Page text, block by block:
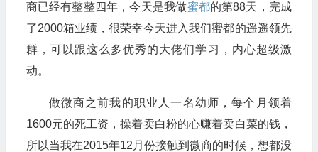
商已经有整整四年，今天是我做蜜都的第88天，完成
了2000箱业绩，很荣幸今天进入我们蜜都的遥遥领先
群，可以跟这么多优秀的大佬们学习，内心超级激
动。
做微商之前我的职业人一名幼师，每个月领着
1600元的死工资，操着卖白粉的心赚着卖白菜的钱，
所以当我在2015年12月份接触到微商的时候，想都没